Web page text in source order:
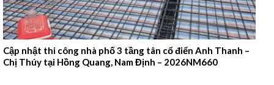
Cập nhật thi công nhà phố 3 tầng tân cổ điển Anh Thanh –
Chị Thúy tại Hồng Quang, Nam Định – 2026NM660